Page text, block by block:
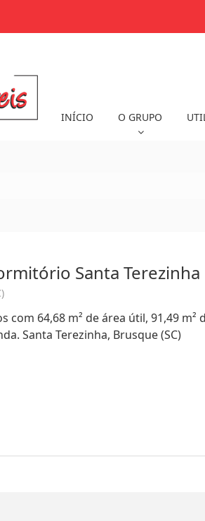
INÍCIO O GRUPO
Santa
64,68 m² de área útil, 91,49 m²
Santa Terezinha, Brusque (SC)